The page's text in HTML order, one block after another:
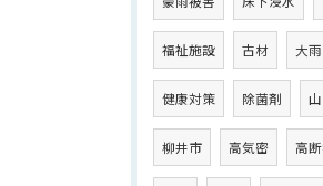
福祉施設 古材 大雨
健康対策 除菌剤
柳井市 高気密 高